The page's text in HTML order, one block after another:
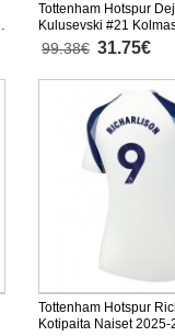
Tottenham Hotspur
Kulusevski #21
2025-26 Lyhythihainen
99.38€ 31.75€
Tottenham Hotspur
Kotipaita Naiset 2025-